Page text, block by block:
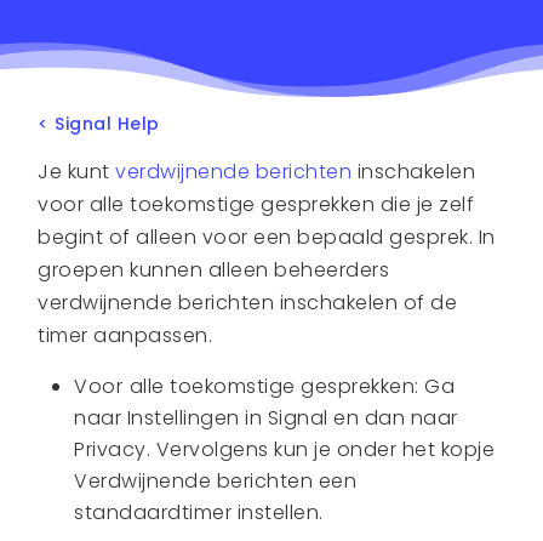
< Signal Help
Je kuntverdwijnende berichten inschakelen
voor alle toekomstige gesprekken die je zelf
begint of alleen voor een bepaald gesprek. In
groepen kunnen alleen beheerders
verdwijnende berichten inschakelen of de
timer aanpassen.
Voor alle toekomstige gesprekken: Ga
naar Instellingen in Signal en dan naar
Privacy. Vervolgens kun je onder het kopje
Verdwijnende berichten een
standaardtimer instellen.